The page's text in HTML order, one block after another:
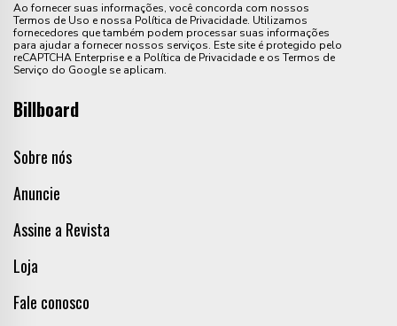
Ao fornecer suas informações, você concorda com nossos
Termos de Uso e nossa Política de Privacidade. Utilizamos
fornecedores que também podem processar suas informações
para ajudar a fornecer nossos serviços. Este site é protegido pelo
reCAPTCHA Enterprise e a Política de Privacidade e os Termos de
Serviço do Google se aplicam.
Billboard
Sobre nós
Anuncie
Assine a Revista
Loja
Fale conosco